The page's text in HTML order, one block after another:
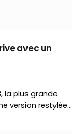
avec un
la plus grande
version restylée…